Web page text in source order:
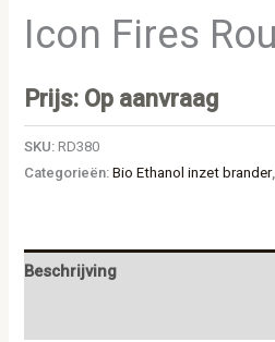
Icon Fires
Prijs: Op aanvraag
SKU:RD380
Categorieën:Bio Ethanol inzet brander
Beschrijving